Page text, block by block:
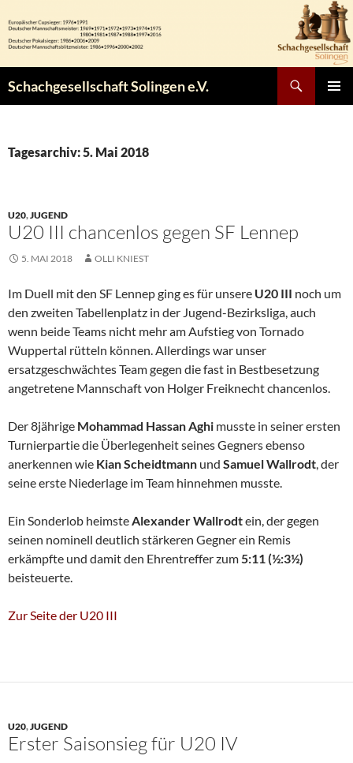
Inhalt
springen
Schachgesellschaft Solingen e.V.
Tagesarchiv: 5. Mai 2018
U20,JUGEND
U20 III chancenlos gegen SF Lennep
5. MAI 2018 OLLI KNIEST
Im Duell mit den SF Lennep ging es für unsere U20 III noch um
den zweiten Tabellenplatz in der Jugend-Bezirksliga, auch
wenn beide Teams nicht mehr am Aufstieg von Tornado
Wuppertal rütteln können. Allerdings war unser
ersatzgeschwächtes Team gegen die fast in Bestbesetzung
angetretene Mannschaft von Holger Freiknecht chancenlos.
Der 8jährige Mohammad Hassan Aghi musste in seiner ersten
Turnierpartie die Überlegenheit seines Gegners ebenso
anerkennen wie Kian Scheidtmann und Samuel Wallrodt, der
seine erste Niederlage im Team hinnehmen musste.
Ein Sonderlob heimsteAlexander Wallrodtein, der gegen
seinen nominell deutlich stärkeren Gegner ein Remis
erkämpfte und damit den Ehrentreffer zum5:11 (½:3½)
beisteuerte.
Zur Seite der U20 III
U20,JUGEND
Erster Saisonsieg für U20 IV